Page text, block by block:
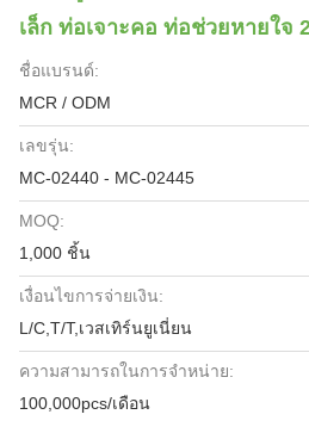
เล็ก ท่อเจาะคอ ท่อช่วยหายใจ
ชื่อแบรนด์:
MCR / ODM
เลขรุ่น:
MC-02440 - MC-02445
MOQ:
1,000 ชิ้น
เงื่อนไขการจ่ายเงิน:
L/C,T/T,เวสเทิร์นยูเนี่ยน
ความสามารถในการจําหน่าย:
100,000pcs/เดือน